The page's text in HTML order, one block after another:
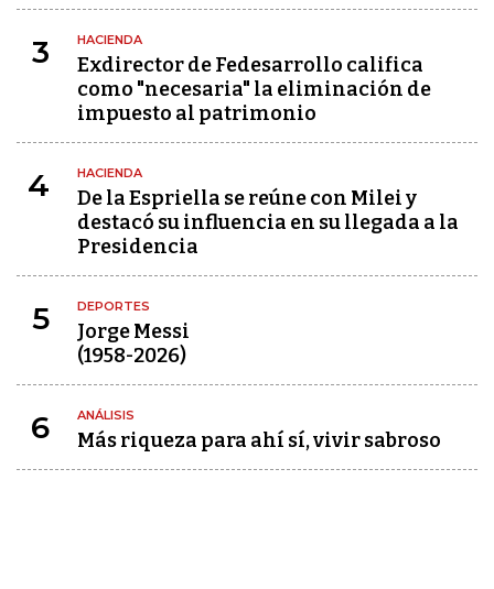
3 HACIENDA
Exdirector de Fedesarrollo califica
como "necesaria" la eliminación de
impuesto al patrimonio
4 HACIENDA
De la Espriella se reúne con Milei y
destacó su influencia en su llegada a la
Presidencia
5 DEPORTES
Jorge Messi
(1958-2026)
6 ANÁLISIS
Más riqueza para ahí sí, vivir sabroso